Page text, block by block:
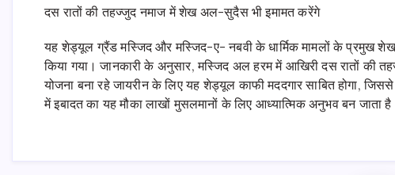
दस रातों की तहज्जुद नमाज में शेख अल-सुदैस भी इमामत करेंगे
यह शेड्यूल ग्रैंड मस्जिद और मस्जिद-ए- नबवी के धार्मिक मामलों के प्रमुख
किया गया। जानकारी के अनुसार, मस्जिद अल हरम में आखिरी दस रातों की
योजना बना रहे जायरीन के लिए यह शेड्यूल काफी मददगार साबित होगा,
में इबादत का यह मौका लाखों मुसलमानों के लिए आध्यात्मिक अनुभव बन जाता